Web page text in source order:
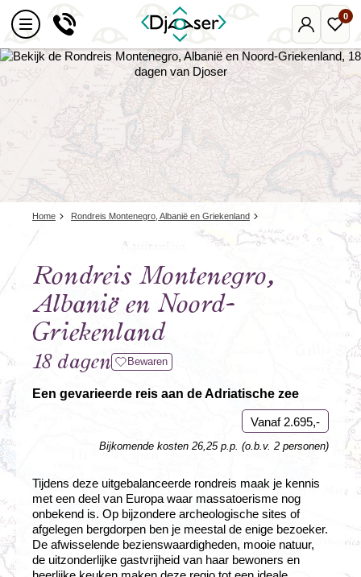
Mijn
Djoser
0
Home Rondreis Montenegro, Albanië en Griekenland
Rondreis Montenegro,
Albanië en Noord-
Griekenland
18 dagen Bewaren
Een gevarieerde reis aan de Adriatische zee
Vanaf 2.695,-
Bijkomende kosten 26,25 p.p. (o.b.v. 2 personen)
Tijdens deze uitgebalanceerde rondreis maak je kennis
met een deel van Europa waar massatoerisme nog
onbekend is. Op bijzondere archeologische sites of
afgelegen bergdorpen ben je meestal de enige bezoeker.
De afwisselende bezienswaardigheden, mooie natuur,
de uitzonderlijke gastvrijheid van haar bewoners en